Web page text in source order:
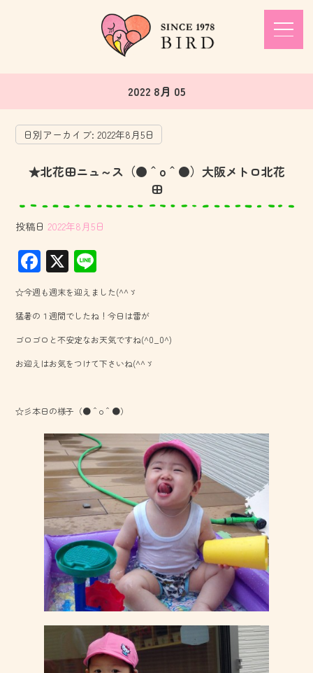
2022 8月 05
日別アーカイブ:2022年8月5日
★北花田ニュ～ス（●＾o＾●）大阪メトロ北花
田
投稿日 2022年8月5日
F
ac
e
b
o
ok
X
ne
☆今週も週末を迎えました(^^ゞ
猛暑の１週間でしたね！今日は雷が
ゴロゴロと不安定なお天気ですね(^0_0^)
お迎えはお気をつけて下さいね(^^ゞ
☆彡本日の様子（●＾o＾●）